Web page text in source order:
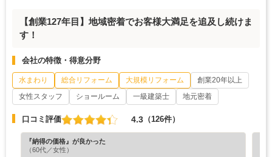
【創業127年目】地域密着でお客様大満足を追及し続けま
す！
会社の特徴・得意分野
水まわり 総合リフォーム 大規模リフォーム
創業20年以上
女性スタッフ
ショールーム 一級建築士 地元密着
口コミ評価 4.3 （126件）
『納得の価格』が良かった
（60代／女性）